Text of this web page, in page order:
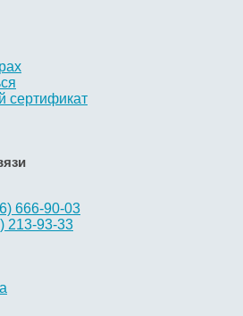
сертификат
666-90-03
213-93-33